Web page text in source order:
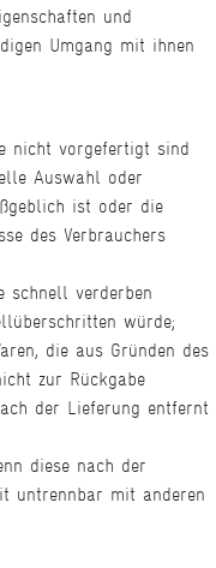
und
Umgang mit ihnen
nicht vorgefertigt sind
Auswahl oder
ist oder die
des Verbrauchers
schnell verderben
würde;
die aus Gründen des
zur Rückgabe
der Lieferung entfernt
diese nach der
untrennbar mit anderen